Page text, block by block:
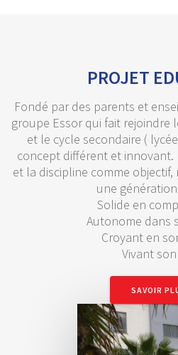
PROJET
Fondé par des parents et
groupe Essor qui fait rejoindre
et le cycle secondaire (
concept différent et
et la discipline comme
une
Solide en
Autonome dans
Croyant en
Vivant
SAVOIR